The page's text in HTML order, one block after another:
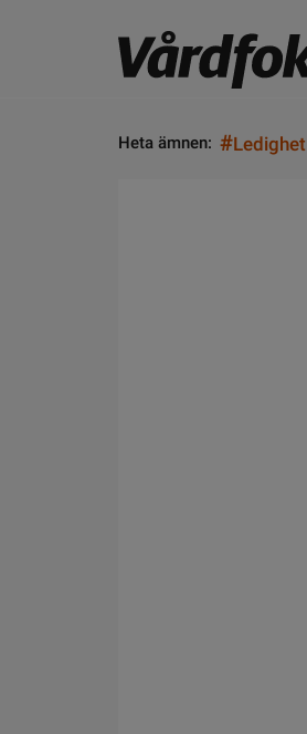
Heta ämnen: #Ledighet